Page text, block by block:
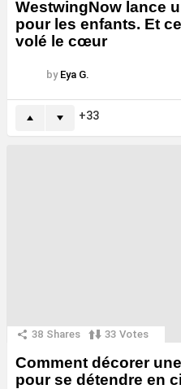
WestwingNow lance
pour les enfants. Et
volé le cœur
by Eya G.
33
38 Shares 33 Votes
Comment décorer
pour se détendre en